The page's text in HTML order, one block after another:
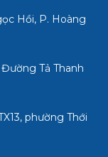
Hồi, P. Hoàng
Tả Thanh
phường Thới